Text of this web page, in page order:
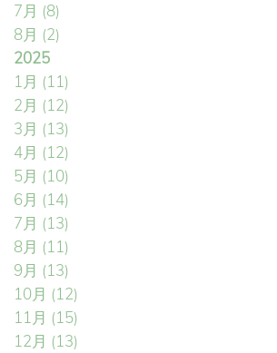
7月 (8)
8月 (2)
2025
1月 (11)
2月 (12)
3月 (13)
4月 (12)
5月 (10)
6月 (14)
7月 (13)
8月 (11)
9月 (13)
10月 (12)
11月 (15)
12月 (13)